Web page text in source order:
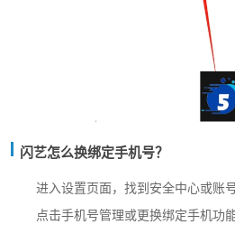
闪艺怎么换绑定手机号？
进入设置页面，找到安全中心或账
点击手机号管理或更换绑定手机功能